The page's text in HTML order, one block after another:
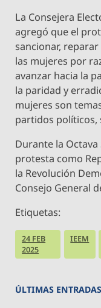
La Consejera
agregó que el
sancionar,
las mujeres por
avanzar hacia la
la paridad y
mujeres son
partidos políticos,
Durante la Octava
protesta como
la Revolución
Consejo General
Etiquetas:
24 FEB
2025
IEEM
ÚLTIMAS ENTRADAS